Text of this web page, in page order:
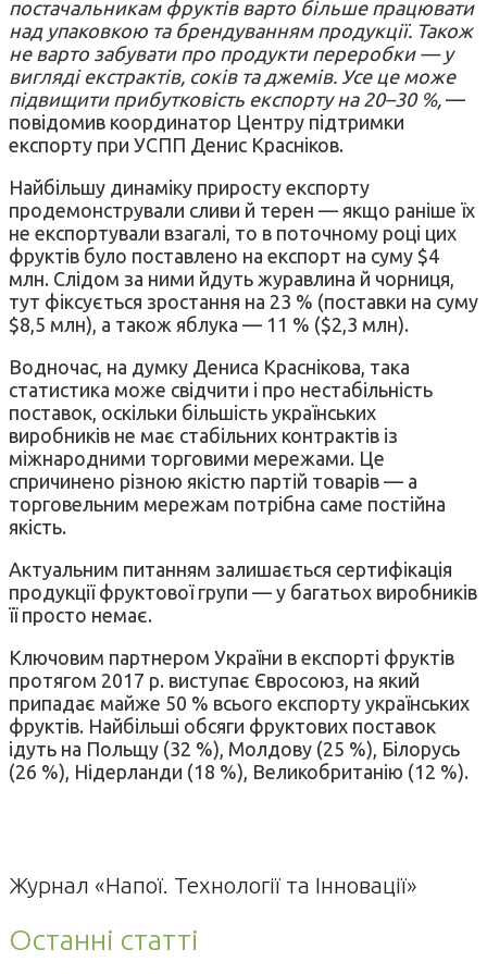
постачальникам фруктів варто більше працювати
над упаковкою та брендуванням продукції. Також
не варто забувати про продукти переробки — у
вигляді екстрактів, соків та джемів. Усе це може
підвищити прибутковість експорту на 20–30 %, —
повідомив координатор Центру підтримки
експорту при УСПП Денис Красніков.
Найбільшу динаміку приросту експорту
продемонстрували сливи й терен — якщо раніше їх
не експортували взагалі, то в поточному році цих
фруктів було поставлено на експорт на суму $4
млн. Слідом за ними йдуть журавлина й чорниця,
тут фіксується зростання на 23 % (поставки на суму
$8,5 млн), а також яблука — 11 % ($2,3 млн).
Водночас, на думку Дениса Краснікова, така
статистика може свідчити і про нестабільність
поставок, оскільки більшість українських
виробників не має стабільних контрактів із
міжнародними торговими мережами. Це
спричинено різною якістю партій товарів — а
торговельним мережам потрібна саме постійна
якість.
Актуальним питанням залишається сертифікація
продукції фруктової групи — у багатьох виробників
її просто немає.
Ключовим партнером України в експорті фруктів
протягом 2017 р. виступає Євросоюз, на який
припадає майже 50 % всього експорту українських
фруктів. Найбільші обсяги фруктових поставок
ідуть на Польщу (32 %), Молдову (25 %), Білорусь
(26 %), Нідерланди (18 %), Великобританію (12 %).
Журнал «Напої. Технології та Інновації»
Останні статті